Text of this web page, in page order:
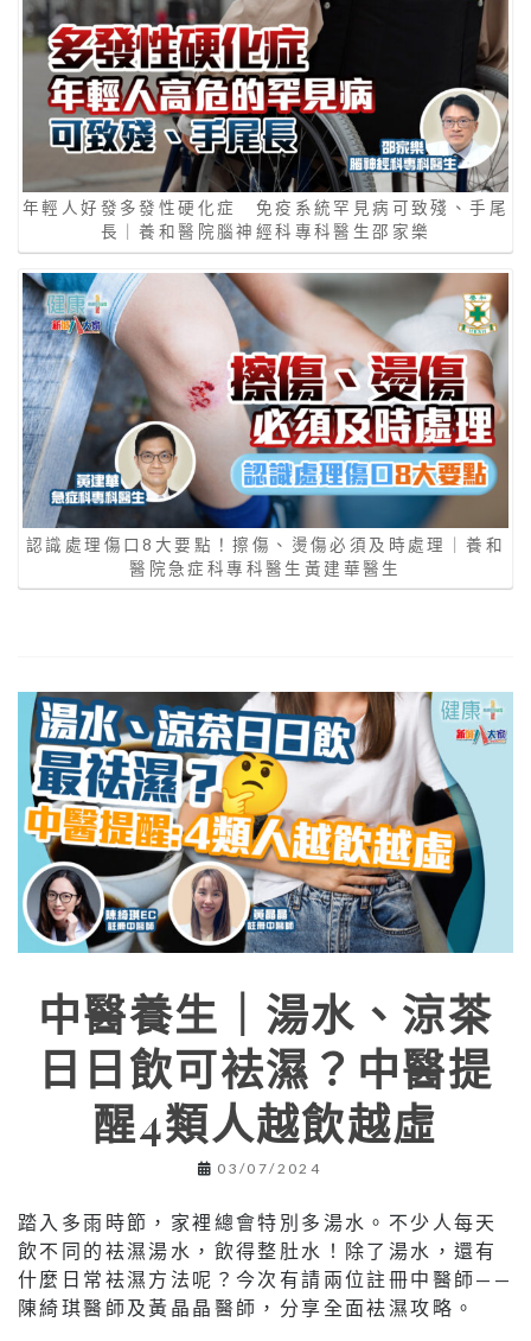
年輕人好發多發性硬化症 免疫系統罕見病可致殘、手尾
長｜養和醫院腦神經科專科醫生邵家樂
認識處理傷口8大要點！擦傷、燙傷必須及時處理｜養和
醫院急症科專科醫生黃建華醫生
中醫養生｜湯水、涼茶
日日飲可袪濕？中醫提
醒4類人越飲越虛
03/07/2024
踏入多雨時節，家裡總會特別多湯水。不少人每天
飲不同的袪濕湯水，飲得整肚水！除了湯水，還有
什麼日常袪濕方法呢？今次有請兩位註冊中醫師——
陳綺琪醫師及黃晶晶醫師，分享全面袪濕攻略。